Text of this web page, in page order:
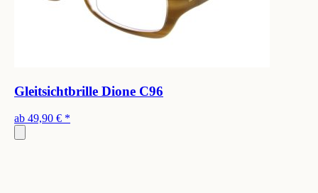
Gleitsichtbrille Dione C96
ab 49,90 € *